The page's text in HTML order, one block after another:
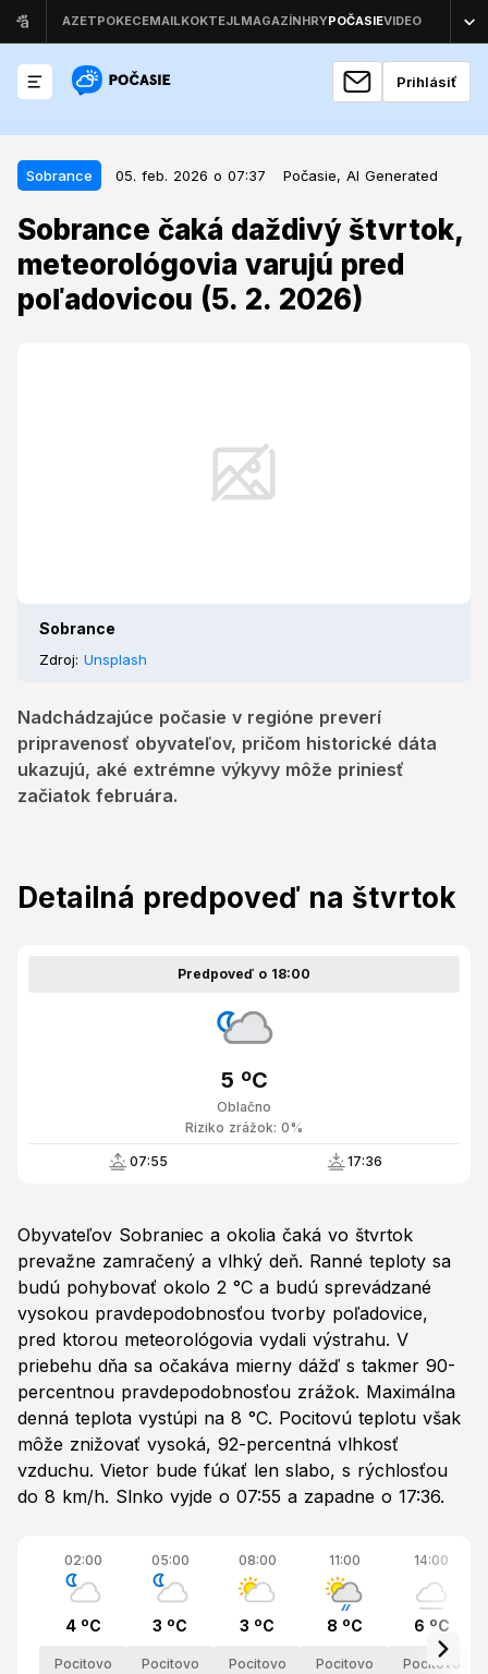
Prihlásiť
Sobrance 05. feb. 2026 o 07:37 Počasie, AI Generated
Sobrance čaká daždivý štvrtok,
meteorológovia varujú pred
poľadovicou (5. 2. 2026)
Sobrance
Zdroj: Unsplash
Nadchádzajúce počasie v regióne preverí
pripravenosť obyvateľov, pričom historické dáta
ukazujú, aké extrémne výkyvy môže priniesť
začiatok februára.
Sobrance 05. feb. 2026 o 07:37
Sobrance čaká daždivý štvrtok,
meteorológovia varujú pred
poľadovicou (5. 2. 2026)
Detailná predpoveď na štvrtok
Predpoveď o 18:00
Oblačno
5 ºC
Riziko zrážok: 0%
07:55 17:36
Obyvateľov Sobraniec a okolia čaká vo štvrtok
prevažne zamračený a vlhký deň. Ranné teploty sa
budú pohybovať okolo 2 °C a budú sprevádzané
vysokou pravdepodobnosťou tvorby poľadovice,
pred ktorou meteorológovia vydali výstrahu. V
priebehu dňa sa očakáva mierny dážď s takmer 90-
percentnou pravdepodobnosťou zrážok. Maximálna
denná teplota vystúpi na 8 °C. Pocitovú teplotu však
môže znižovať vysoká, 92-percentná vlhkosť
vzduchu. Vietor bude fúkať len slabo, s rýchlosťou
do 8 km/h. Slnko vyjde o 07:55 a zapadne o 17:36.
02:00
4 ºC
Pocitovo
05:00
3 ºC
Pocitovo
08:00
3 ºC
Pocitovo
11:00
8 ºC
Pocitovo
14:00
6 ºC
Pocitovo